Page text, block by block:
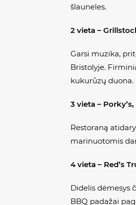
šlauneles.
2 vieta –
Garsi muzika,
Bristolyje.
kukurūzų duona.
3 vieta –
Restoraną
marinuotomis
4 vieta – Red’s
Didelis dėmesys
BBQ padažai